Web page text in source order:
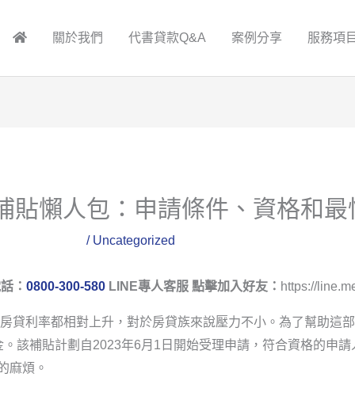
關於我們 代書貸款Q&A 案例分享 服務項目
貼懶人包：申請條件、資格和最
/ Uncategorized
： 0800-300-580 LINE專人客服 點擊加入好友： https://
貸利率都相對上升，對於房貸族來說壓力不小。為了幫助這
該補貼計劃自2023年6月1日開始受理申請，符合資格的申
麻煩。